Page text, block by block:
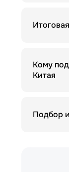
Кому
Китая
Подбор